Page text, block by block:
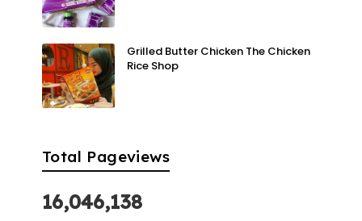
Grilled Butter Chicken The Chicken
Rice Shop
Total Pageviews
16,046,138